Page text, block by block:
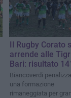
Il Rugby Corato
arrende alle
Bari: risultato
Biancoverdi
una formazione
rimaneggiata per gran